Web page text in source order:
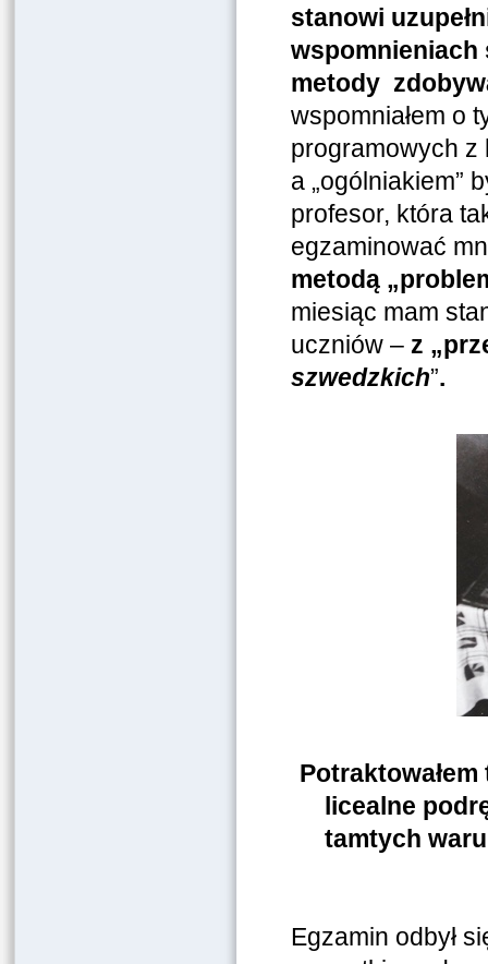
stanowi
wspomnieniach
metody
wspomniałem o
programowych z
a „ogólniakiem”
profesor, która
egzaminować
metodą
miesiąc mam
uczniów – z
szwedzkich”.
licealne
tamtych
Egzamin odbył